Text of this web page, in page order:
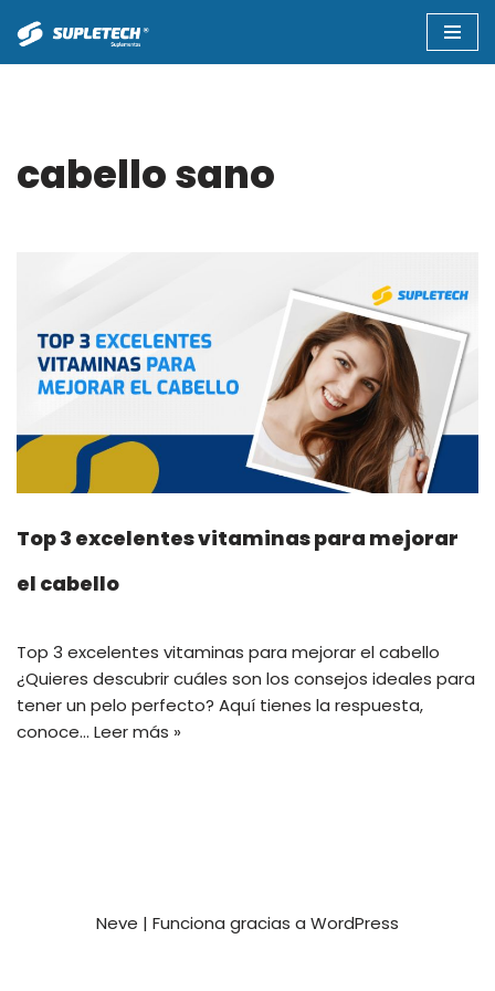
Saltar
cabello sano
Top 3 excelentes vitaminas para mejorar
el cabello
Top 3 excelentes vitaminas para mejorar el cabello
¿Quieres descubrir cuáles son los consejos ideales para
tener un pelo perfecto? Aquí tienes la respuesta,
conoce… Leer más »
Neve | Funciona gracias a WordPress